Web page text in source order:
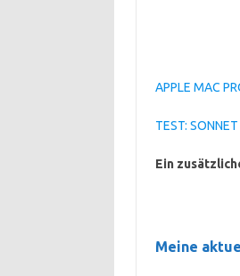
APPLE MAC
TEST:
Ein
Meine